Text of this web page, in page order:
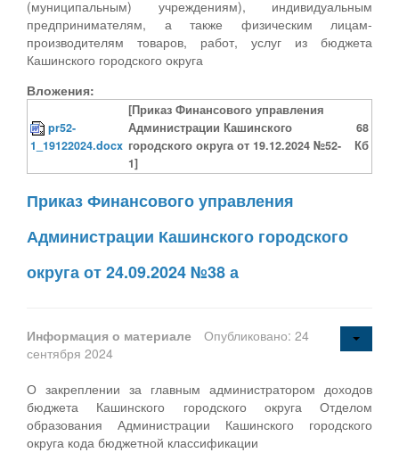
(муниципальным) учреждениям), индивидуальным
предпринимателям, а также физическим лицам-
производителям товаров, работ, услуг из бюджета
Кашинского городского округа
Вложения:
pr52-
1_19122024.docx
[Приказ Финансового управления
Администрации Кашинского
городского округа от 19.12.2024 №52-
1]
68
Кб
Приказ Финансового управления
Администрации Кашинского городского
округа от 24.09.2024 №38 а
Информация о материале
Опубликовано: 24
сентября 2024
О закреплении за главным администратором доходов
бюджета Кашинского городского округа Отделом
образования Администрации Кашинского городского
округа кода бюджетной классификации